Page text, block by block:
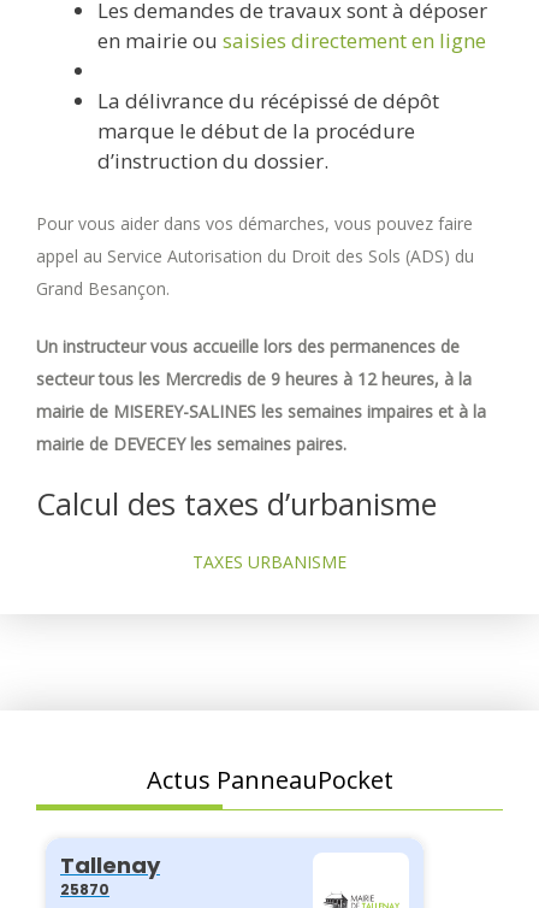
Les demandes de travaux sont à déposer
en mairie ou saisies directement en ligne
La délivrance du récépissé de dépôt
marque le début de la procédure
d’instruction du dossier.
Pour vous aider dans vos démarches, vous pouvez faire
appel au Service Autorisation du Droit des Sols (ADS) du
Grand Besançon.
Un instructeur vous accueille lors des permanences de
secteur tous les Mercredis de 9 heures à 12 heures, à la
mairie de MISEREY-SALINES les semaines impaires et à la
mairie de DEVECEY les semaines paires.
Calcul des taxes d’urbanisme
TAXES URBANISME
Actus PanneauPocket